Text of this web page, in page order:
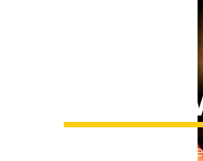
Sistemas de